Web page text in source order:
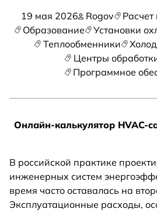
19 мая 2026 Rogov
Образование
Установки
Теплообменники
Центры
Программное
Онлайн-калькулятор HVAC-
В российской практике
инженерных систем
время часто оставалась на
Эксплуатационные расходы,